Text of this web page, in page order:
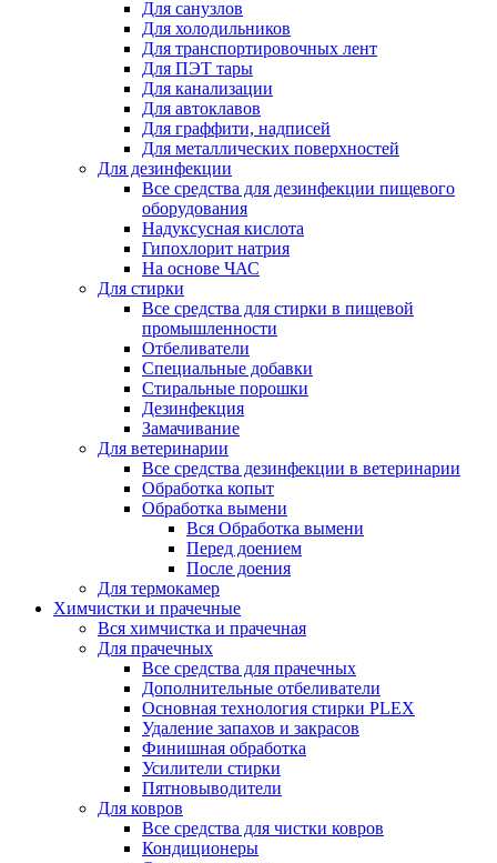
Для санузлов
Для холодильников
Для транспортировочных лент
Для ПЭТ тары
Для канализации
Для автоклавов
Для граффити, надписей
Для металлических поверхностей
Для дезинфекции
Все средства для дезинфекции пищевого
оборудования
Надуксусная кислота
Гипохлорит натрия
На основе ЧАС
Для стирки
Все средства для стирки в пищевой
промышленности
Отбеливатели
Специальные добавки
Стиральные порошки
Дезинфекция
Замачивание
Для ветеринарии
Все средства дезинфекции в ветеринарии
Обработка копыт
Обработка вымени
Вся Обработка вымени
Перед доением
После доения
Для термокамер
Химчистки и прачечные
Вся химчистка и прачечная
Для прачечных
Все средства для прачечных
Дополнительные отбеливатели
Основная технология стирки PLEX
Удаление запахов и закрасов
Финишная обработка
Усилители стирки
Пятновыводители
Для ковров
Все средства для чистки ковров
Кондиционеры